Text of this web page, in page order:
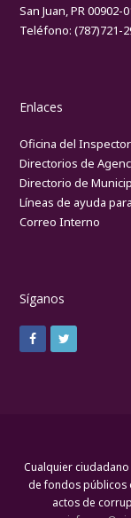
San Juan, PR 00902-
Teléfono:(787)721-
Enlaces
Oficina del
Directorios de
Directorio de
Líneas de ayuda
Correo Interno
Síganos
Cualquier
de fondos públicos
actos de